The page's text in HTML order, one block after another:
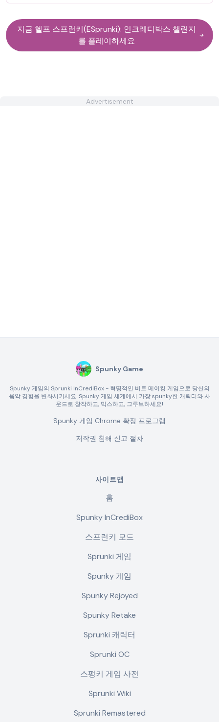
지금 헬프 스프런키(ESprunki): 인크레디박스 챌린지
를 플레이하세요
Advertisement
Spunky Game
Spunky 게임의 Sprunki InCrediBox - 혁명적인 비트 메이킹 게임으로 당신의
음악 경험을 변화시키세요. Spunky 게임 세계에서 가장 spunky한 캐릭터와 사
운드로 창작하고, 믹스하고, 그루브하세요!
Spunky 게임 Chrome 확장 프로그램
저작권 침해 신고 절차
사이트맵
홈
Spunky InCrediBox
스프런키 모드
Sprunki 게임
Spunky 게임
Spunky Rejoyed
Spunky Retake
Sprunki 캐릭터
Sprunki OC
스펑키 게임 사전
Sprunki Wiki
Sprunki Remastered